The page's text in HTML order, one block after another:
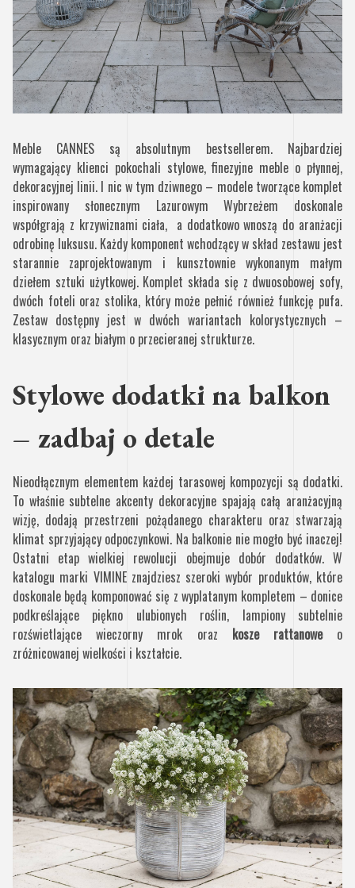
Meble CANNES są absolutnym bestsellerem. Najbardziej
wymagający klienci pokochali stylowe, finezyjne meble o płynnej,
dekoracyjnej linii. I nic w tym dziwnego – modele tworzące komplet
inspirowany słonecznym Lazurowym Wybrzeżem doskonale
współgrają z krzywiznami ciała, a dodatkowo wnoszą do aranżacji
odrobinę luksusu. Każdy komponent wchodzący w skład zestawu jest
starannie zaprojektowanym i kunsztownie wykonanym małym
dziełem sztuki użytkowej. Komplet składa się z dwuosobowej sofy,
dwóch foteli oraz stolika, który może pełnić również funkcję pufa.
Zestaw dostępny jest w dwóch wariantach kolorystycznych –
klasycznym oraz białym o przecieranej strukturze.
Stylowe dodatki na balkon
– zadbaj o detale
Nieodłącznym elementem każdej tarasowej kompozycji są dodatki.
To właśnie subtelne akcenty dekoracyjne spajają całą aranżacyjną
wizję, dodają przestrzeni pożądanego charakteru oraz stwarzają
klimat sprzyjający odpoczynkowi. Na balkonie nie mogło być inaczej!
Ostatni etap wielkiej rewolucji obejmuje dobór dodatków. W
katalogu marki VIMINE znajdziesz szeroki wybór produktów, które
doskonale będą komponować się z wyplatanym kompletem – donice
podkreślające piękno ulubionych roślin, lampiony subtelnie
rozświetlające wieczorny mrok oraz kosze rattanoweo
zróżnicowanej wielkości i kształcie.